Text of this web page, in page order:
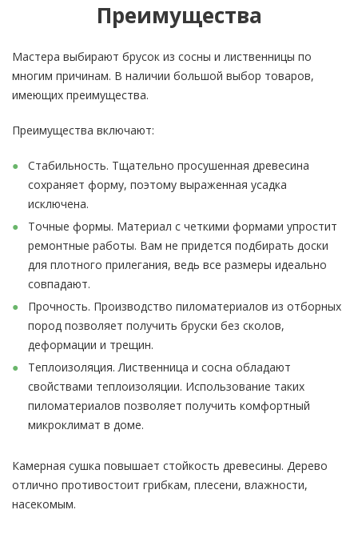
Преимущества
Мастера выбирают брусок из сосны и лиственницы по
многим причинам. В наличии большой выбор товаров,
имеющих преимущества.
Преимущества включают:
Стабильность. Тщательно просушенная древесина
сохраняет форму, поэтому выраженная усадка
исключена.
Точные формы. Материал с четкими формами упростит
ремонтные работы. Вам не придется подбирать доски
для плотного прилегания, ведь все размеры идеально
совпадают.
Прочность. Производство пиломатериалов из отборных
пород позволяет получить бруски без сколов,
деформации и трещин.
Теплоизоляция. Лиственница и сосна обладают
свойствами теплоизоляции. Использование таких
пиломатериалов позволяет получить комфортный
микроклимат в доме.
Камерная сушка повышает стойкость древесины. Дерево
отлично противостоит грибкам, плесени, влажности,
насекомым.